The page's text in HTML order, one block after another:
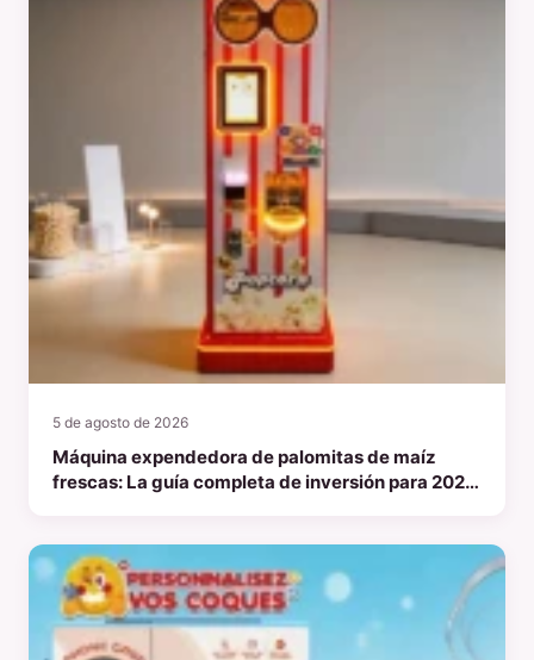
5 de agosto de 2026
Máquina expendedora de palomitas de maíz
frescas: La guía completa de inversión para 2026